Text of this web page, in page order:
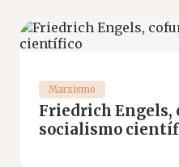
Marxismo
Friedrich Engels,
socialismo